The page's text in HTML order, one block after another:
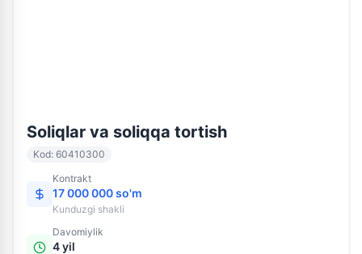
Soliqlar va soliqqa tortish
Kod: 60410300
Kontrakt
17 000 000 so'm
Kunduzgi shakli
Davomiylik
4 yil